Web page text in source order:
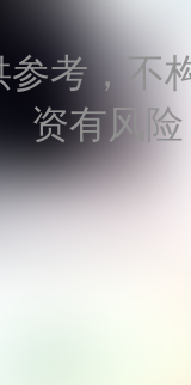
考，不
资有风